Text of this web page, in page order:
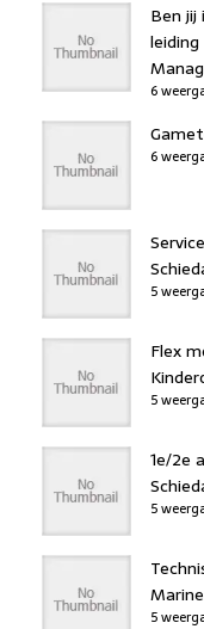
Ben jij
6
6
5
Flex
5
1e/2e
5
5